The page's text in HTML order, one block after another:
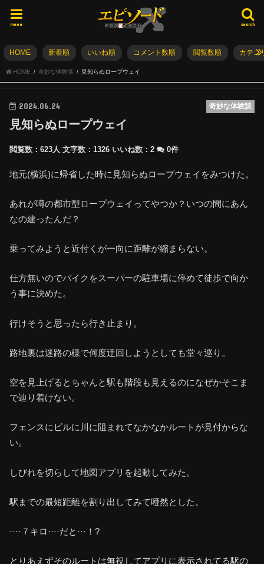
search
menu
HOME 新着順 いいね順 コメント数順 閲覧数順 カテゴ
HOME 奇妙な体験談 見知らぬロープウェイ
奇妙な体験談
2024.06.24
見知らぬロープウェイ
閲覧数：623人 文字数：1326 いいね数：2 0件
地元(横浜)に帰省した時に見知らぬロープウェイをみつけた。
あれが噂の都市型ロープウェイってやつか？いつの間にあん
なの建ったんだ？
乗ってみようと近付くが一向に距離が縮まらない。
仕方無いのでバイクをスーパーの駐車場に停めて徒歩で向か
う事に決めた。
行けそうと思ったら行き止まり。
路地裏は迷路の様で何度迂回しようとしても堂々巡り。
空を見上げるとちゃんと駅も階段も見えるのになぜかそこま
で辿り着けない。
フェンスにビルに川に阻まれてなかなかルートが見付からな
い。
しびれを切らして地図アプリを起動してみた。
駅までの最短距離を割り出してみて唖然とした。
····７キロ····だと···！?
とりあえずそのルートは無視してアプリに表示されてる駅の